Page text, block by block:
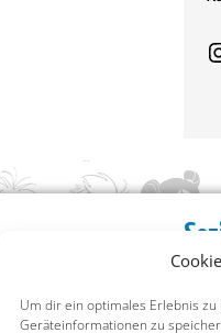
Um dir ein optimales Erlebnis
Geräteinformationen zu
X